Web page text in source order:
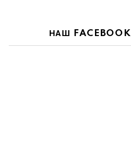
НАШ FACEBOOK